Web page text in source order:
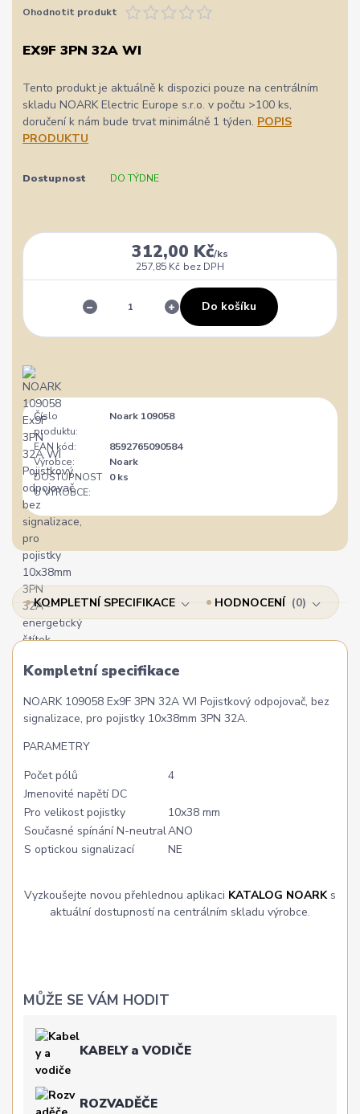
Ohodnotit produkt
EX9F 3PN 32A WI
Tento produkt je aktuálně k dispozici pouze na centrálním
skladu NOARK Electric Europe s.r.o. v počtu >100 ks,
doručení k nám bude trvat minimálně 1 týden. POPIS
PRODUKTU
Dostupnost DO TÝDNE
312,00 Kč/ks
257,85 Kč bez DPH
Do košíku
Číslo
produktu:
Noark 109058
EAN kód:
8592765090584
Výrobce:
Noark
DOSTUPNOST
U VÝROBCE:
0 ks
KOMPLETNÍ SPECIFIKACE HODNOCENÍ 0
Kompletní specifikace
NOARK 109058 Ex9F 3PN 32A WI Pojistkový odpojovač, bez
signalizace, pro pojistky 10x38mm 3PN 32A.
PARAMETRY
Počet pólů
4
Jmenovité napětí DC
Pro velikost pojistky
10x38 mm
Současné spínání N-neutralANO
S optickou signalizací
NE
Vyzkoušejte novou přehlednou aplikaci KATALOG NOARKs
aktuální dostupností na centrálním skladu výrobce.
MŮŽE SE VÁM HODIT
KABELY a VODIČE
ROZVADĚČE